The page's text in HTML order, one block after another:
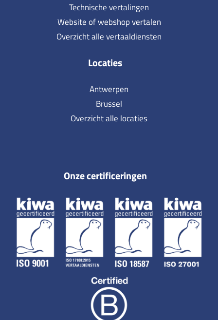
Technische vertalingen
Website of webshop vertalen
Overzicht alle vertaaldiensten
Locaties
Antwerpen
Brussel
Overzicht alle locaties
Onze certificeringen